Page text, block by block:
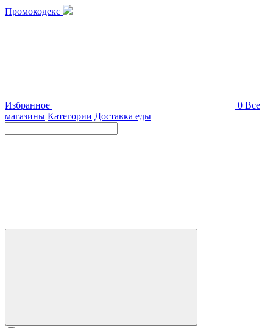
Промокодекс
Избранное 0 Все
магазины Категории Доставка еды